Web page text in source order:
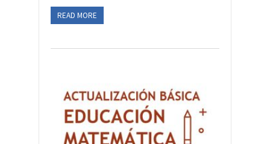
READ MORE